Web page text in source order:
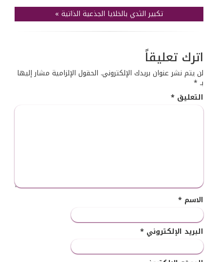
تكبير الثدي بالخلايا الجذعية الذاتية »
اترك تعليقاً
لن يتم نشر عنوان بريدك الإلكتروني. الحقول الإلزامية مشار إليها
بـ *
التعليق *
الاسم *
البريد الإلكتروني *